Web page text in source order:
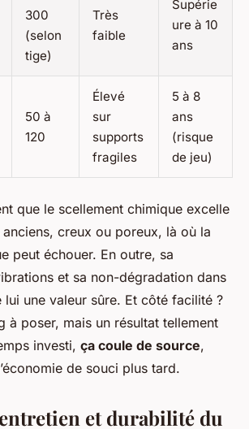
300
(selon
tige)
Très
faible
Supérie
ure à 10
ans
50 à
120
Élevé
sur
supports
fragiles
5 à 8
ans
(risque
de jeu)
que le scellement chimique excelle
creux ou poreux, là où la
peut échouer. En outre, sa
et sa non-dégradation dans
une valeur sûre. Et côté facilité ?
à poser, mais un résultat tellement
investi, ça coule de source,
de souci plus tard.
et durabilité du